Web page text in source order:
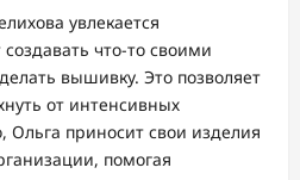
увлекается
что-то своими
вышивку. Это позволяет
от интенсивных
Ольга приносит свои изделия
помогая